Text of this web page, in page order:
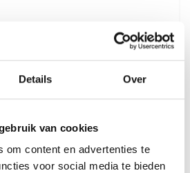
Details Over
van cookies
om content en advertenties te
voor social media te bieden
account?
account aan